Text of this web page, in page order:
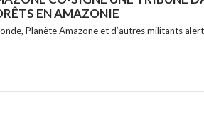
EN AMAZONIE
Planète Amazone et d’autres militants